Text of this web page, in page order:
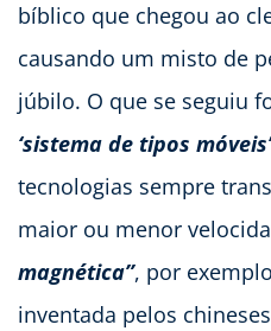
bíblico que chegou ao
causando um misto de
júbilo. O que se seguiu
‘sistema de tipos móveis’
tecnologias sempre
maior ou menor
magnética”, por
inventada pelos